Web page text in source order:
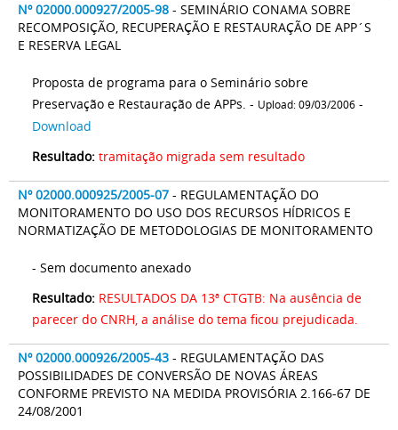
Nº 02000.000927/2005-98 - SEMINÁRIO CONAMA SOBRE
RECOMPOSIÇÃO, RECUPERAÇÃO E RESTAURAÇÃO DE APP´S
E RESERVA LEGAL
Proposta de programa para o Seminário sobre
Preservação e Restauração de APPs. - Upload: 09/03/2006 -
Download
Resultado: tramitação migrada sem resultado
Nº 02000.000925/2005-07 - REGULAMENTAÇÃO DO
MONITORAMENTO DO USO DOS RECURSOS HÍDRICOS E
NORMATIZAÇÃO DE METODOLOGIAS DE MONITORAMENTO
- Sem documento anexado
Resultado: RESULTADOS DA 13ª CTGTB: Na ausência de
parecer do CNRH, a análise do tema ficou prejudicada.
Nº 02000.000926/2005-43 - REGULAMENTAÇÃO DAS
POSSIBILIDADES DE CONVERSÃO DE NOVAS ÁREAS
CONFORME PREVISTO NA MEDIDA PROVISÓRIA 2.166-67 DE
24/08/2001